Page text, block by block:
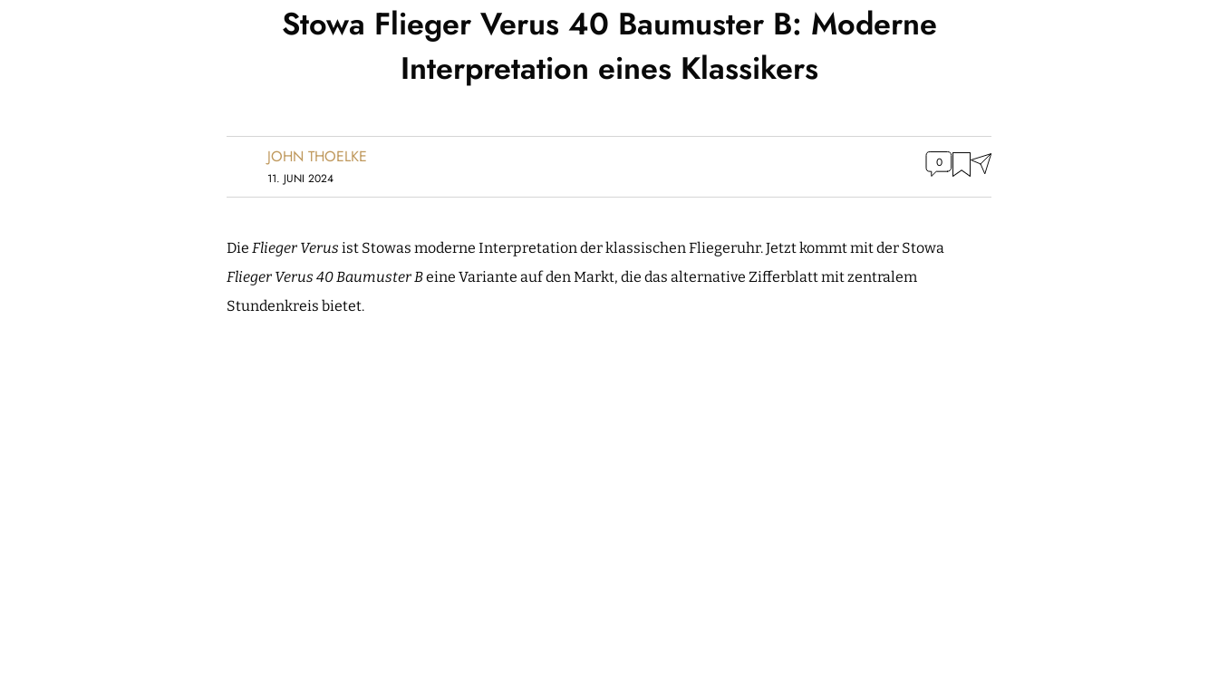
Stowa Flieger Verus 40 Baumuster B: Moderne
Interpretation eines Klassikers
JOHN THOELKE
11. JUNI 2024
0
Die Flieger Verus ist Stowas moderne Interpretation der klassischen Fliegeruhr. Jetzt kommt mit der Stowa
Flieger Verus 40 Baumuster Beine Variante auf den Markt, die das alternative Zifferblatt mit zentralem
Stundenkreis bietet.